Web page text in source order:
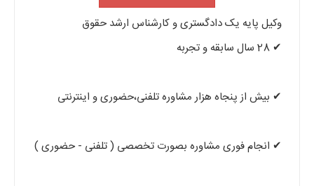
وکیل پایه یک دادگستری و کارشناس ارشد حقوق
✔ 28 سال سابقه و تجربه
✔ بیش از پنجاه هزار مشاوره تلفنی،حضوری و اینترنتی
✔ انجام فوری مشاوره بصورت تخصصی ( تلفنی - حضوری )